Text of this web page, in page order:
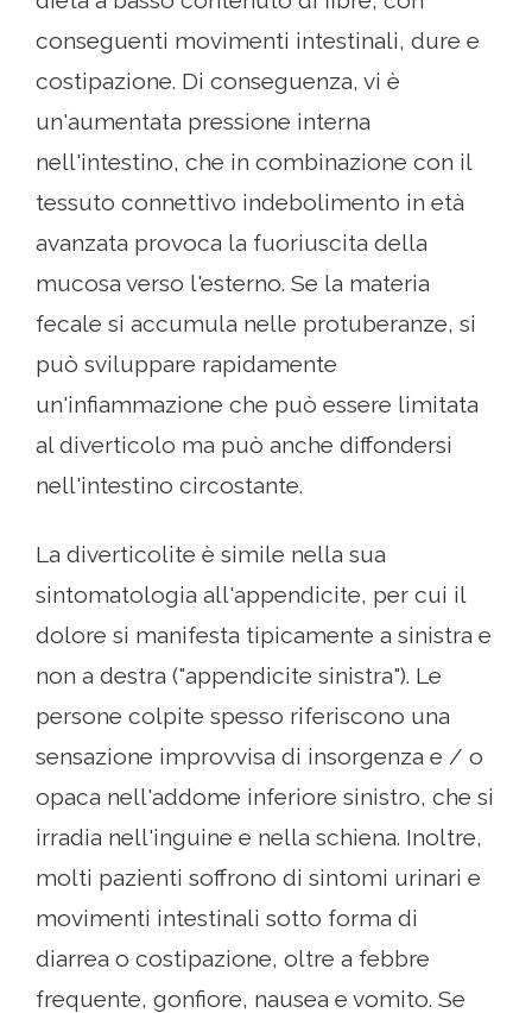
conseguenti movimenti intestinali, dure e
costipazione. Di conseguenza, vi è
un'aumentata pressione interna
nell'intestino, che in combinazione con il
tessuto connettivo indebolimento in età
avanzata provoca la fuoriuscita della
mucosa verso l'esterno. Se la materia
fecale si accumula nelle protuberanze, si
può sviluppare rapidamente
un'infiammazione che può essere limitata
al diverticolo ma può anche diffondersi
nell'intestino circostante.
La diverticolite è simile nella sua
sintomatologia all'appendicite, per cui il
dolore si manifesta tipicamente a sinistra e
non a destra ("appendicite sinistra"). Le
persone colpite spesso riferiscono una
sensazione improvvisa di insorgenza e / o
opaca nell'addome inferiore sinistro, che si
irradia nell'inguine e nella schiena. Inoltre,
molti pazienti soffrono di sintomi urinari e
movimenti intestinali sotto forma di
diarrea o costipazione, oltre a febbre
frequente, gonfiore, nausea e vomito. Se